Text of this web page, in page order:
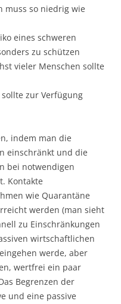
muss so niedrig wie
eines schweren
zu schützen
vieler Menschen sollte
zur Verfügung
indem man die
einschränkt und die
bei notwendigen
Kontakte
wie Quarantäne
werden (man sieht
zu Einschränkungen
wirtschaftlichen
werde, aber
wertfrei ein paar
Begrenzen der
und eine passive